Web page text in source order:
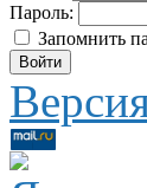
Пароль:
Запомнить